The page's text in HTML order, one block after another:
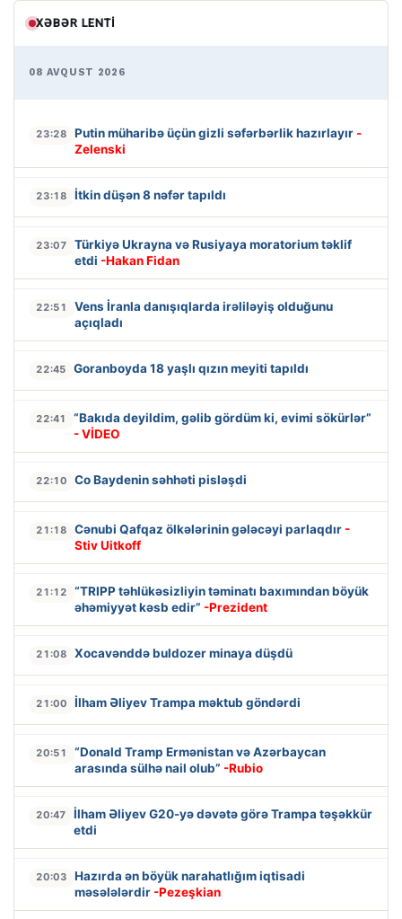
XƏBƏR LENTI
08 AVQUST 2026
23:28 Putin müharibə üçün gizli səfərbərlik hazırlayır -
Zelenski
23:18 İtkin düşən 8 nəfər tapıldı
23:07
Türkiyə Ukrayna və Rusiyaya moratorium təklif
etdi -Hakan Fidan
22:51
Vens İranla danışıqlarda irəliləyiş olduğunu
açıqladı
22:45 Goranboyda 18 yaşlı qızın meyiti tapıldı
22:41
“Bakıda deyildim, gəlib gördüm ki, evimi sökürlər”
- VİDEO
22:10 Co Baydenin səhhəti pisləşdi
21:18 Cənubi Qafqaz ölkələrinin gələcəyi parlaqdır -
Stiv Uitkoff
21:12
“TRIPP təhlükəsizliyin təminatı baxımından böyük
əhəmiyyət kəsb edir” -Prezident
21:08 Xocavənddə buldozer minaya düşdü
21:00 İlham Əliyev Trampa məktub göndərdi
20:51
“Donald Tramp Ermənistan və Azərbaycan
arasında sülhə nail olub” -Rubio
20:47
İlham Əliyev G20-yə dəvətə görə Trampa təşəkkür
etdi
20:03
Hazırda ən böyük narahatlığım iqtisadi
məsələlərdir -Pezeşkian